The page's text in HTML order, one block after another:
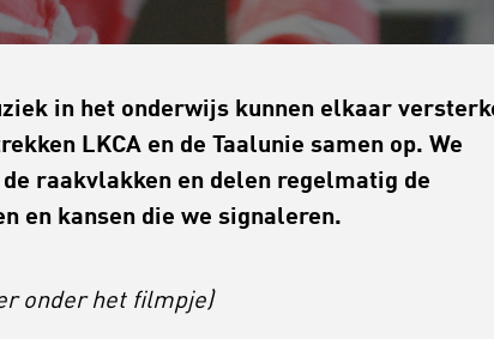
in het onderwijs kunnen elkaar
LKCA en de Taalunie samen op. We
raakvlakken en delen regelmatig de
en kansen die we signaleren.
onder het filmpje)